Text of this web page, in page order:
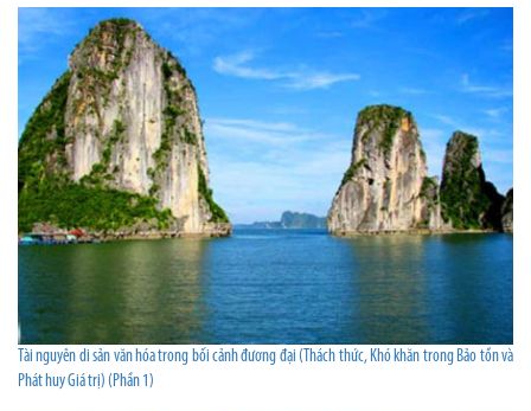
Tài nguyên di sản văn hóa trong bối cảnh đương đại (Thách thức, Khó khăn trong Bảo tồn và
Phát huy Giá trị) (Phần 1)